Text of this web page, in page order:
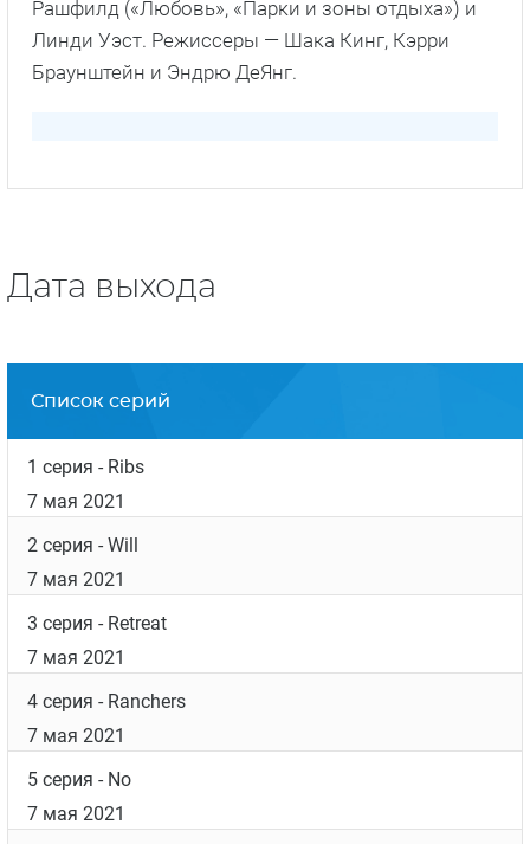
Рашфилд («Любовь», «Парки и зоны отдыха») и
Линди Уэст. Режиссеры — Шака Кинг, Кэрри
Браунштейн и Эндрю ДеЯнг.
Дата выхода
Список серий
1 серия - Ribs
7 мая 2021
2 серия - Will
7 мая 2021
3 серия - Retreat
7 мая 2021
4 серия - Ranchers
7 мая 2021
5 серия - No
7 мая 2021